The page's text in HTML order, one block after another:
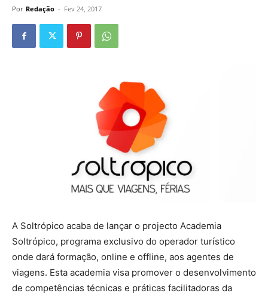
Por Redação - Fev 24, 2017
A Soltrópico acaba de lançar o projecto Academia
Soltrópico, programa exclusivo do operador turístico
onde dará formação, online e offline, aos agentes de
viagens. Esta academia visa promover o desenvolvimento
de competências técnicas e práticas facilitadoras da